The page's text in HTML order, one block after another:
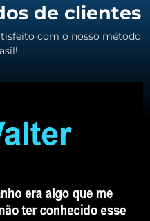
de clientes
com o nosso método